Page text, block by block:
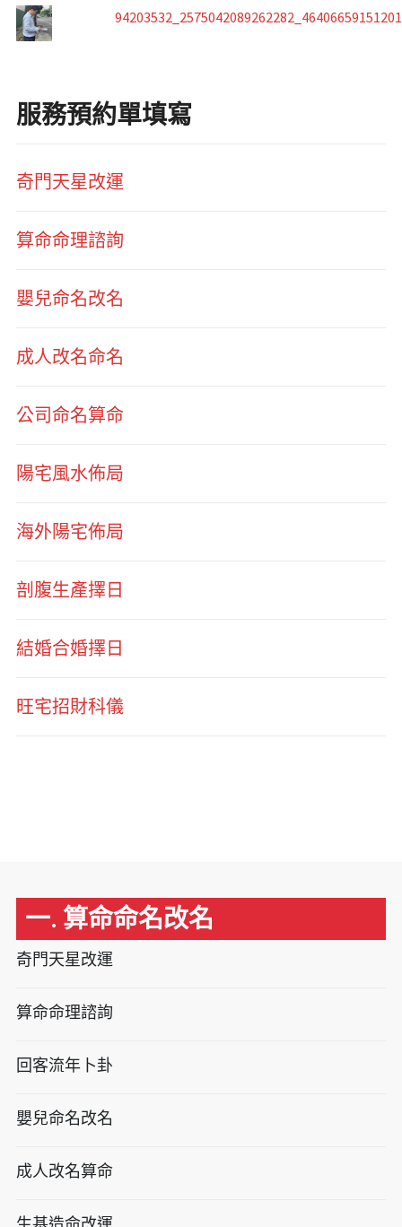
服務預約單填寫
奇門天星改運
算命命理諮詢
嬰兒命名改名
成人改名命名
公司命名算命
陽宅風水佈局
海外陽宅佈局
剖腹生產擇日
結婚合婚擇日
旺宅招財科儀
一. 算命命名改名
奇門天星改運
算命命理諮詢
回客流年卜卦
嬰兒命名改名
成人改名算命